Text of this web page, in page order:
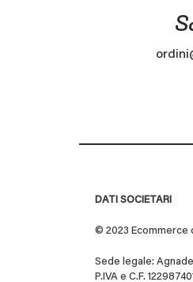
DATI SOCIETARI
© 2023 Ecommerce
Sede legale:
P.IVA e C.F.